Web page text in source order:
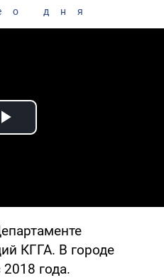
дня
Play Video
КГГА. В городе
года.